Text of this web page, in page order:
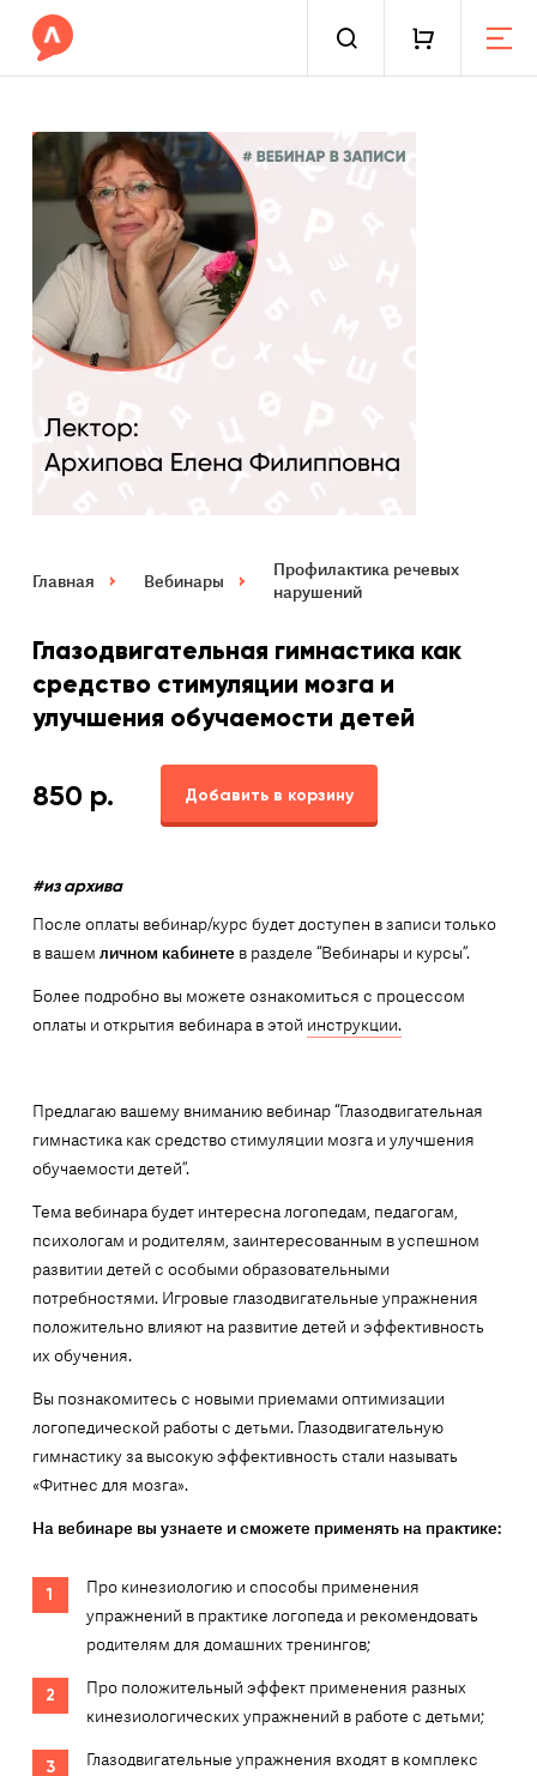
Главная Вебинары
Профилактика речевых
нарушений
Глазодвигательная гимнастика как
средство стимуляции мозга и
улучшения обучаемости детей
850 р. Добавить в корзину
#из архива
После оплаты вебинар/курс будет доступен в записи только
в вашем личном кабинете в разделе “Вебинары и курсы”.
Более подробно вы можете ознакомиться с процессом
оплаты и открытия вебинара в этой инструкции.
Предлагаю вашему вниманию вебинар “Глазодвигательная
гимнастика как средство стимуляции мозга и улучшения
обучаемости детей”.
Тема вебинара будет интересна логопедам, педагогам,
психологам и родителям, заинтересованным в успешном
развитии детей с особыми образовательными
потребностями. Игровые глазодвигательные упражнения
положительно влияют на развитие детей и эффективность
их обучения.
Вы познакомитесь с новыми приемами оптимизации
логопедической работы с детьми. Глазодвигательную
гимнастику за высокую эффективность стали называть
«Фитнес для мозга».
На вебинаре вы узнаете и сможете применять на практике:
Про кинезиологию и способы применения
упражнений в практике логопеда и рекомендовать
родителям для домашних тренингов;
Про положительный эффект применения разных
кинезиологических упражнений в работе с детьми;
Глазодвигательные упражнения входят в комплекс